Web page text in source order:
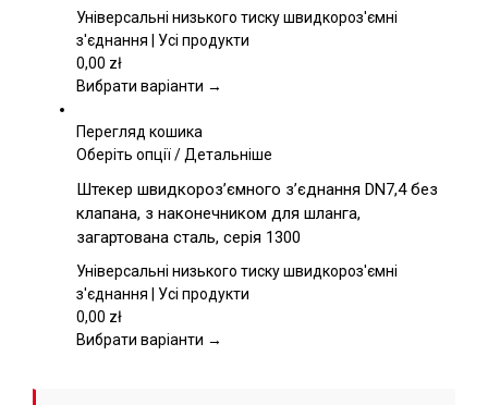
Параметри
можна
на
товару
Універсальні низького тиску швидкороз'ємні
з'єднання | Усі продукти
0,00 zł
Вибрати варіанти →
Перегляд кошика
Оберіть опціїЦей
має
кілька
варіантів.
Параметри
можна
на
/Детальніше
Штекер швидкороз’ємного з’єднання DN7,4 без
клапана, з наконечником для шланга,
загартована сталь, серія 1300
Універсальні низького тиску швидкороз'ємні
з'єднання | Усі продукти
0,00 zł
Вибрати варіанти →